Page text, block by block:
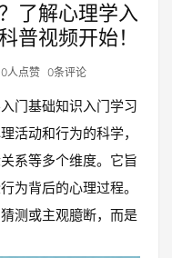
了解心理学入
普视频开始！
0人点赞 0条评论
门基础知识入门学习
活动和行为的科学，
系等多个维度。它旨
为背后的心理过程。
测或主观臆断，而是